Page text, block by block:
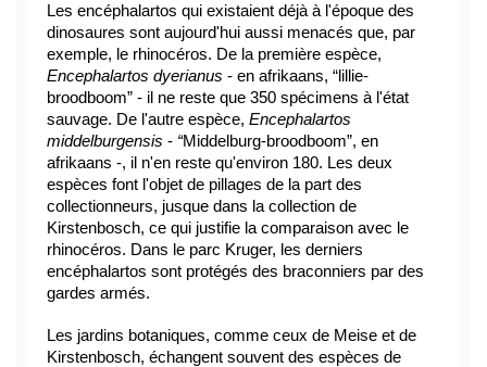
Les encéphalartos qui existaient déjà à l'époque des
dinosaures sont aujourd'hui aussi menacés que, par
Encephalartos dyerianus - en afrikaans, “lillie-
broodboom” - il ne reste que 350 spécimens à l'état
sauvage. De l'autre espèce, Encephalartos
middelburgensis - “Middelburg-broodboom”, en
afrikaans -, il n'en reste qu'environ 180. Les deux
espèces font l'objet de pillages de la part des
collectionneurs, jusque dans la collection de
Kirstenbosch, ce qui justifie la comparaison avec le
rhinocéros. Dans le parc Kruger, les derniers
encéphalartos sont protégés des braconniers par des
gardes armés.
Les jardins botaniques, comme ceux de Meise et de
Kirstenbosch, échangent souvent des espèces de